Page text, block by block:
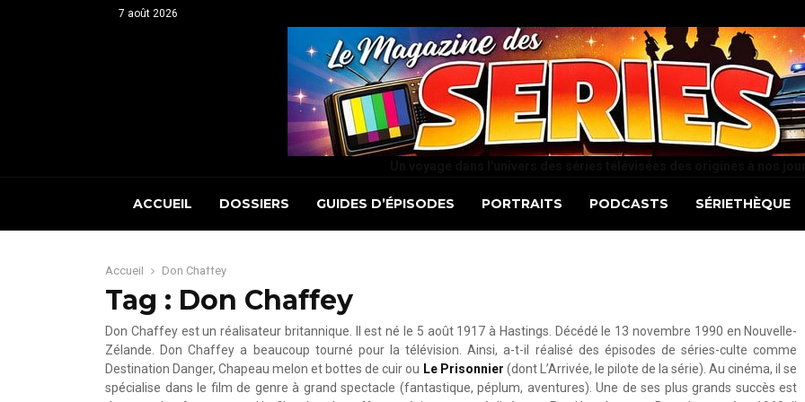
7 août 2026
ACCUEIL DOSSIERS GUIDES D’ÉPISODES PORTRAITS PODCASTS SÉRIETHÈQUE
Accueil Don Chaffey
Tag : Don Chaffey
Don Chaffey est un réalisateur britannique. Il est né le 5 août 1917 à Hastings. Décédé le 13 novembre 1990 en Nouvelle-
Zélande. Don Chaffey a beaucoup tourné pour la télévision. Ainsi, a-t-il réalisé des épisodes de séries-culte comme
Destination Danger, Chapeau melon et bottes de cuir ou Le Prisonnier (dont L’Arrivée, le pilote de la série). Au cinéma, il se
spécialise dans le film de genre à grand spectacle (fantastique, péplum, aventures). Une de ses plus grands succès est